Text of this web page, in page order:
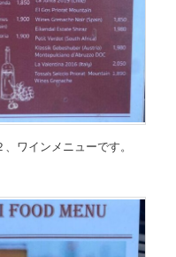
、ワインメニューです。